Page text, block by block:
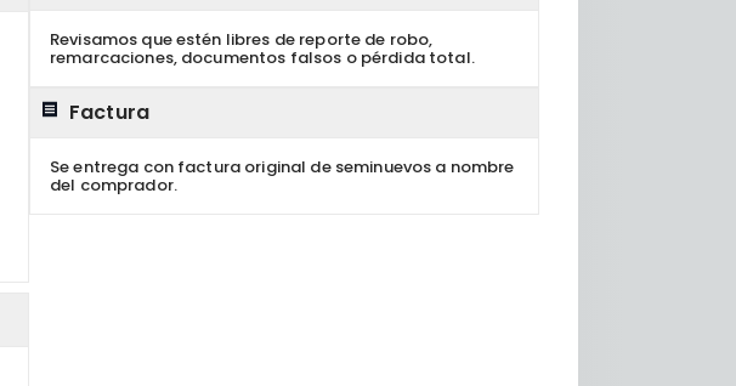
Revisamos que estén libres de reporte de robo,
remarcaciones, documentos falsos o pérdida total.
Factura
Se entrega con factura original de seminuevos a nombre
del comprador.